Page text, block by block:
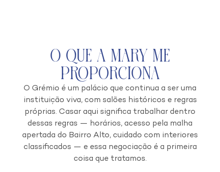
O que a Mary Me
Proporciona
O Grémio é um palácio que continua a ser uma
instituição viva, com salões históricos e regras
próprias. Casar aqui significa trabalhar dentro
dessas regras — horários, acesso pela malha
apertada do Bairro Alto, cuidado com interiores
classificados — e essa negociação é a primeira
coisa que tratamos.